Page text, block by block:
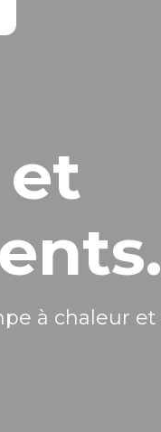
à chaleur et